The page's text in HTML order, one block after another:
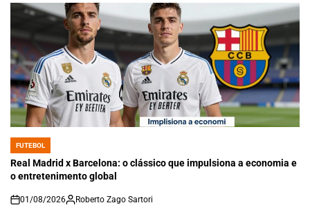
POSTED
IN
FUTEBOL
Real Madrid x Barcelona: o clássico que impulsiona a economia e
o entretenimento global
on
01/08/2026 Roberto Zago Sartori